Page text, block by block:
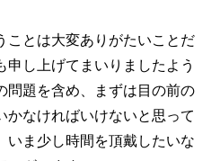
ことは大変ありがたいことだ
申し上げてまいりましたよう
問題を含め、まずは目の前の
かなければいけないと思って
いま少し時間を頂戴したいな